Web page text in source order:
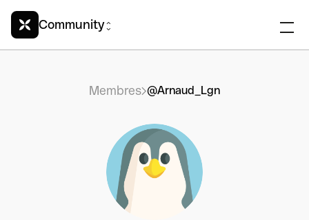
Community
Membres @Arnaud_Lgn